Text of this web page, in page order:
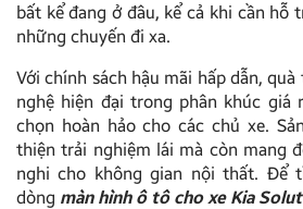
bất kể đang ở đâu, kể cả khi cần hỗ
những chuyến đi xa.
Với chính sách hậu mãi hấp dẫn,
nghệ hiện đại trong phân khúc giá
chọn hoàn hảo cho các chủ xe.
thiện trải nghiệm lái mà còn mang
nghi cho không gian nội thất. Để
dòng màn hình ô tô cho xe Kia